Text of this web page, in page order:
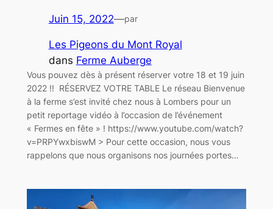
Juin 15, 2022—par
Les Pigeons du Mont Royal
dans Ferme Auberge
Vous pouvez dès à présent réserver votre 18 et 19 juin
2022 !! RÉSERVEZ VOTRE TABLE Le réseau Bienvenue
à la ferme s’est invité chez nous à Lombers pour un
petit reportage vidéo à l’occasion de l’événement
« Fermes en fête » ! https://www.youtube.com/watch?
v=PRPYwxbiswM > Pour cette occasion, nous vous
rappelons que nous organisons nos journées portes…